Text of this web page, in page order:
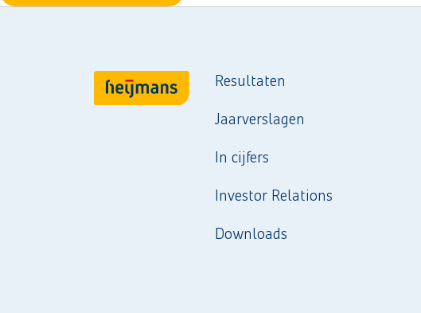
Resultaten
Jaarverslagen
In cijfers
Investor Relations
Downloads